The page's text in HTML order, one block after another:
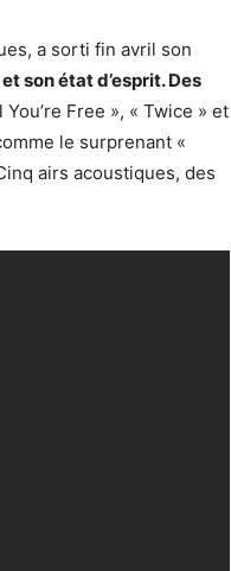
a sorti fin avril son
son état d’esprit. Des
You’re Free », « Twice » et
le surprenant «
airs acoustiques, des